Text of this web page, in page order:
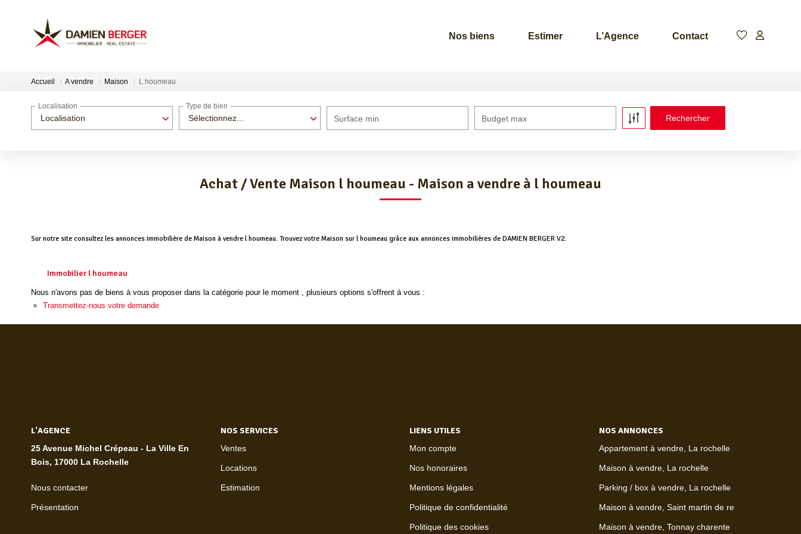
Nos biens Estimer L’Agence Contact
Accueil A vendre Maison L houmeau
Localisation
Localisation
Sélectionnez...
Type de bien
Surface min Budget max
Achat / Vente Maison l houmeau - Maison a vendre à l houmeau
Sur notre site consultez les annonces immobilière de Maison à vendre l houmeau. Trouvez votre Maison sur l houmeau grâce aux annonces immobilières de DAMIEN BERGER V2.
Immobilier l houmeau
Nous n'avons pas de biens à vous proposer dans la catégorie pour le moment , plusieurs options s'offrent à vous :
Transmettez-nous votre demande
L'AGENCE
25 Avenue Michel Crépeau - La Ville En
Bois, 17000 La Rochelle
Nous contacter
Présentation
NOS SERVICES
Ventes
Locations
Estimation
LIENS UTILES
Mon compte
Nos honoraires
Mentions légales
Politique de confidentialité
Politique des cookies
NOS ANNONCES
Appartement à vendre, La rochelle
Maison à vendre, La rochelle
Parking / box à vendre, La rochelle
Maison à vendre, Saint martin de re
Maison à vendre, Tonnay charente